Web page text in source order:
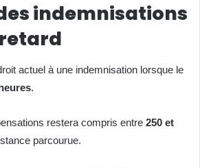
indemnisations
actuel à une indemnisation lorsque le
.
restera compris entre 250 et
parcourue.